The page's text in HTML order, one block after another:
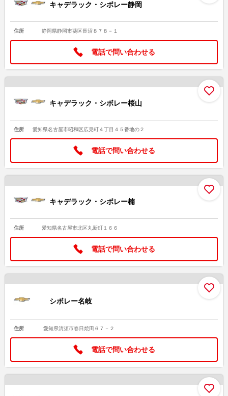
キャデラック・シボレー静岡
住所 静岡県静岡市葵区長沼８７８－１
電話で問い合わせる
キャデラック・シボレー桜山
住所 愛知県名古屋市昭和区広見町４丁目４５番地の２
電話で問い合わせる
キャデラック・シボレー楠
住所 愛知県名古屋市北区丸新町１６６
電話で問い合わせる
シボレー名岐
住所 愛知県清須市春日焼田６７－２
電話で問い合わせる